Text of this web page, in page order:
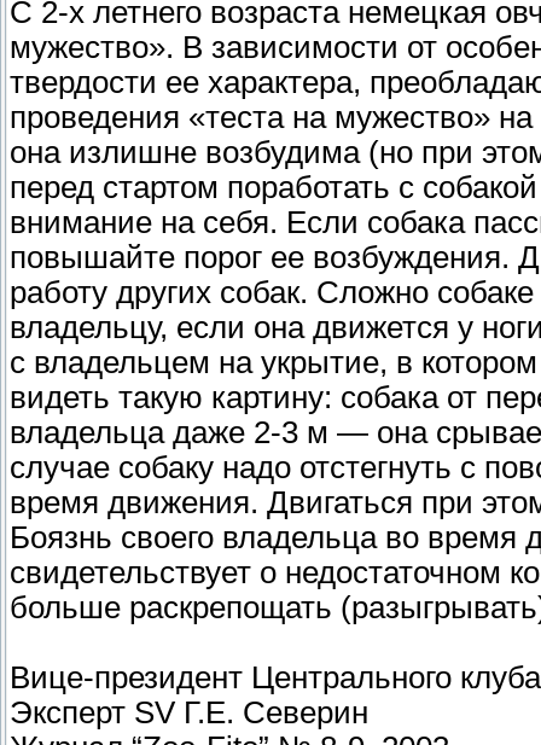
С 2-х летнего возраста немецкая
мужество». В зависимости от
твердости ее характера,
проведения «теста на мужество»
она излишне возбудима (но при
перед стартом поработать с
внимание на себя. Если собака
повышайте порог ее возбуждения.
работу других собак. Сложно
владельцу, если она движется у
с владельцем на укрытие, в
видеть такую картину: собака от
владельца даже 2-3 м — она
случае собаку надо отстегнуть с
время движения. Двигаться при
Боязнь своего владельца во время
свидетельствует о недостаточном
больше раскрепощать
Вице-президент Центрального
Эксперт SV Г.Е. Северин